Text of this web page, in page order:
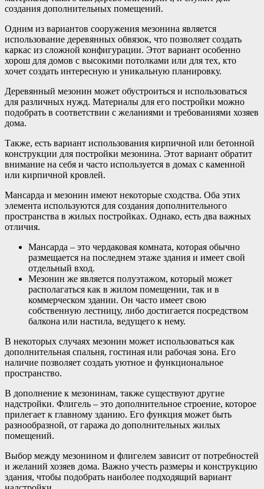
создания дополнительных помещений.
Одним из вариантов сооружения мезонина является
использование деревянных обвязок, что позволяет создать
каркас из сложной конфигурации. Этот вариант особенно
хорош для домов с высокими потолками или для тех, кто
хочет создать интересную и уникальную планировку.
Деревянный мезонин может обустроиться и использоваться
для различных нужд. Материалы для его постройки можно
подобрать в соответствии с желаниями и требованиями хозяев
дома.
Также, есть вариант использования кирпичной или бетонной
конструкции для постройки мезонина. Этот вариант обратит
внимание на себя и часто используется в домах с каменной
или кирпичной кровлей.
Мансарда и мезонин имеют некоторые сходства. Оба этих
элемента используются для создания дополнительного
пространства в жилых постройках. Однако, есть два важных
отличия.
Мансарда – это чердаковая комната, которая обычно
размещается на последнем этаже здания и имеет свой
отдельный вход.
Мезонин же является полуэтажом, который может
располагаться как в жилом помещении, так и в
коммерческом здании. Он часто имеет свою
собственную лестницу, либо достигается посредством
балкона или настила, ведущего к нему.
В некоторых случаях мезонин может использоваться как
дополнительная спальня, гостиная или рабочая зона. Его
наличие позволяет создать уютное и функциональное
пространство.
В дополнение к мезонинам, также существуют другие
надстройки. Флигель – это дополнительное строение, которое
прилегает к главному зданию. Его функция может быть
разнообразной, от гаража до дополнительных жилых
помещений.
Выбор между мезонином и флигелем зависит от потребностей
и желаний хозяев дома. Важно учесть размеры и конструкцию
здания, чтобы подобрать наиболее подходящий вариант